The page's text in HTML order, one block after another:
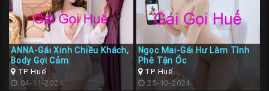
ANNA-Gái Xinh Chiều Khách,
Body Gợi Cảm
TP Huế
04-11-2024
Ngọc Mai-Gái Hư Làm Tình
Phê Tận Óc
TP Huế
25-10-2024